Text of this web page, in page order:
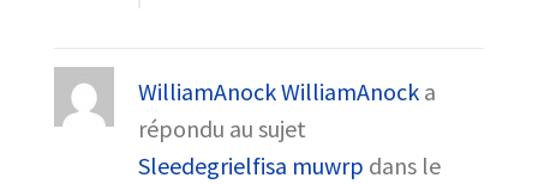
WilliamAnock WilliamAnock a
répondu au sujet
Sleedegrielfisa muwrp dans le